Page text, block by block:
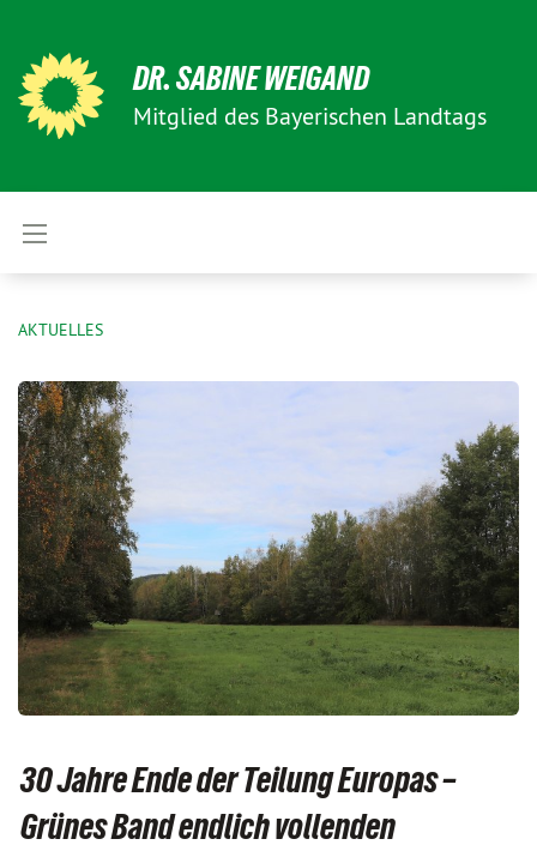
DR. SABINE WEIGAND
Mitglied des Bayerischen Landtags
AKTUELLES
30 Jahre Ende der Teilung Europas –
Grünes Band endlich vollenden